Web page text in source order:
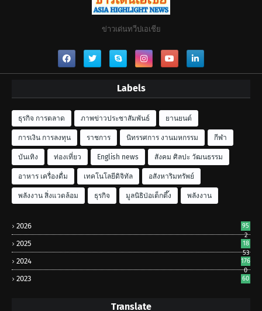
ข่าวเด่นทวีปเอเชีย
Labels
ธุรกิจ การตลาด ภาพข่าวประชาสัมพันธ์ ยานยนต์
การเงิน การลงทุน ราชการ นิทรรศการ งานมหกรรม กีฬา
บันเทิง ท่องเที่ยว English news สังคม ศิลปะ วัฒนธรรม
อาหาร เครื่องดื่ม เทคโนโลยีดิจิทัล อสังหาริมทรัพย์
พลังงาน สิ่งแวดล้อม ธุรกิจ มูลนิธิป่อเต็กตึ๊ง พลังงาน
2026
95
2
2025
18
53
2024
176
0
2023 60
Translate